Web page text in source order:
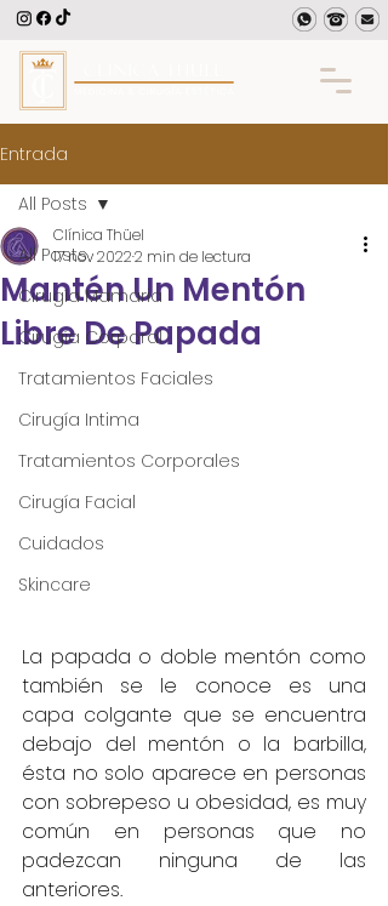
Entrada
All Posts
Cirugía Mamaria
Cirugía Corporal
Tratamientos Faciales
Cirugía Intima
Tratamientos Corporales
Cirugía Facial
Cuidados
Skincare
All Posts
Mantén Un Mentón
Libre De Papada
Clínica Thüel
17 nov 20222 min de lectura
La papada o doble mentón como
también se le conoce es una
capa colgante que se encuentra
debajo del mentón o la barbilla,
ésta no solo aparece en personas
con sobrepeso u obesidad, es muy
común en personas que no
padezcan ninguna de las
anteriores.